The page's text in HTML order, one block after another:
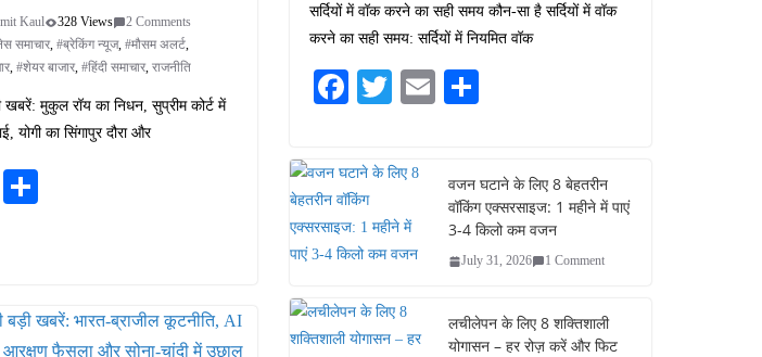
Kaul 328 Views
2 Comments
समाचार, #ब्रेकिंग न्यूज, #मौसम अलर्ट,
, #शेयर बाजार, #हिंदी समाचार, राजनीति
खबरें: मुकुल रॉय का निधन, सुप्रीम कोर्ट में
योगी का सिंगापुर दौरा और
E
खाने के शौकीनों के लिए
व्यंजन
August 6, 2026
सर्दियों में वॉक करने का सही समय कौन-सा है सर्दियों में वॉक
करने का सही समय: सर्दियों में नियमित वॉक
Fa
bo
ok
T
tte
r
E
वजन घटाने के लिए 8 बेहतरीन
वॉकिंग एक्सरसाइज: 1 महीने में पाएं
3-4 किलो कम वजन
July 31, 2026 1 Comment
लचीलेपन के लिए 8 शक्तिशाली
योगासन – हर रोज़ करें और फिट